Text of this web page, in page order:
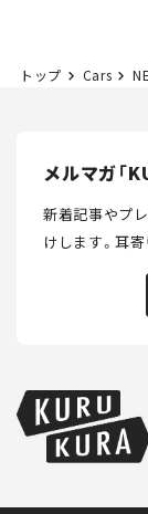
トップ Cars NEWS小山
メルマガ「
新着記事やプ
けします。耳寄